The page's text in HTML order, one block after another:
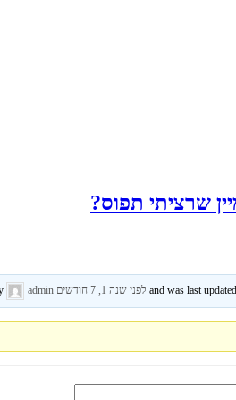
שרציתי תפוס?
לפני שנה 1, 7 חודשים by
admin